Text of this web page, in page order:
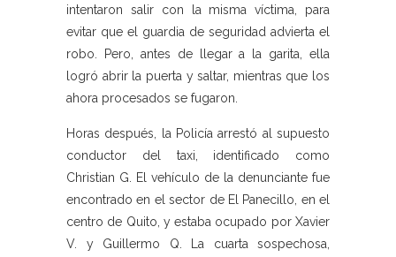
intentaron salir con la misma víctima, para
evitar que el guardia de seguridad advierta el
robo. Pero, antes de llegar a la garita, ella
logró abrir la puerta y saltar, mientras que los
ahora procesados se fugaron.
Horas después, la Policía arrestó al supuesto
conductor del taxi, identificado como
Christian G. El vehículo de la denunciante fue
encontrado en el sector de El Panecillo, en el
centro de Quito, y estaba ocupado por Xavier
V. y Guillermo Q. La cuarta sospechosa,